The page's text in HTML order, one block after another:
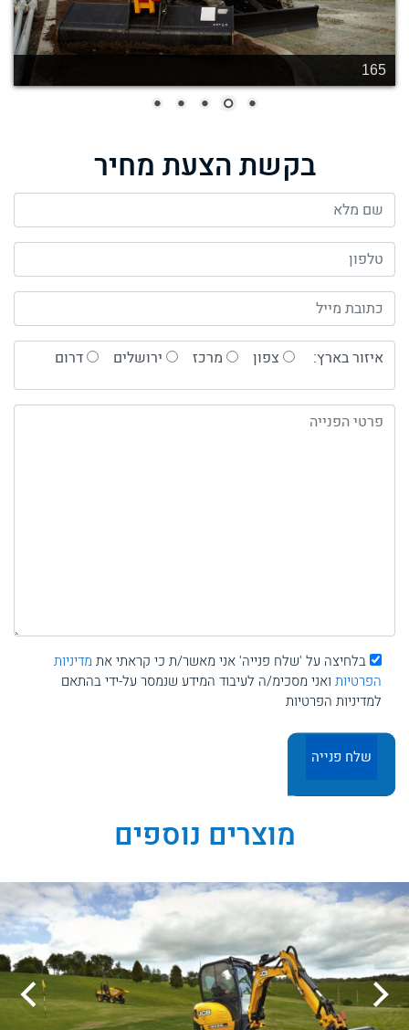
169
בקשת הצעת מחיר
איזור בארץ: צפון מרכז ירושלים דרום
בלחיצה על 'שלח פנייה' אני מאשר/ת כי קראתי את מדיניות
הפרטיות ואני מסכימ/ה לעיבוד המידע שנמסר על-ידי בהתאם
למדיניות הפרטיות
מוצרים נוספים